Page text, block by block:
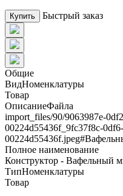
Купить Быстрый заказ
Общие
ВидНоменклатуры
Товар
ОписаниеФайла
import_files/90/9063987e-
00224d55436f_9fc37f8c-
Полное наименование
Конструктор - Вафельный
ТипНоменклатуры
Товар